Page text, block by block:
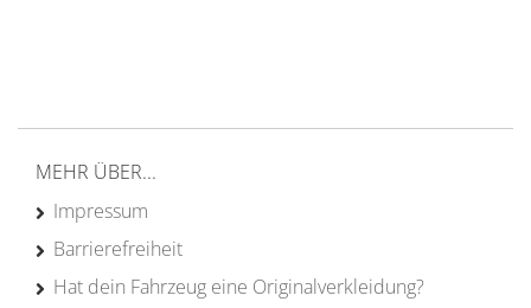
MEHR ÜBER...
Impressum
Barrierefreiheit
Hat dein Fahrzeug eine Originalverkleidung?